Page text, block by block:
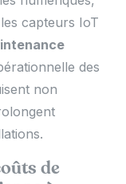
capteurs IoT
des
non
de